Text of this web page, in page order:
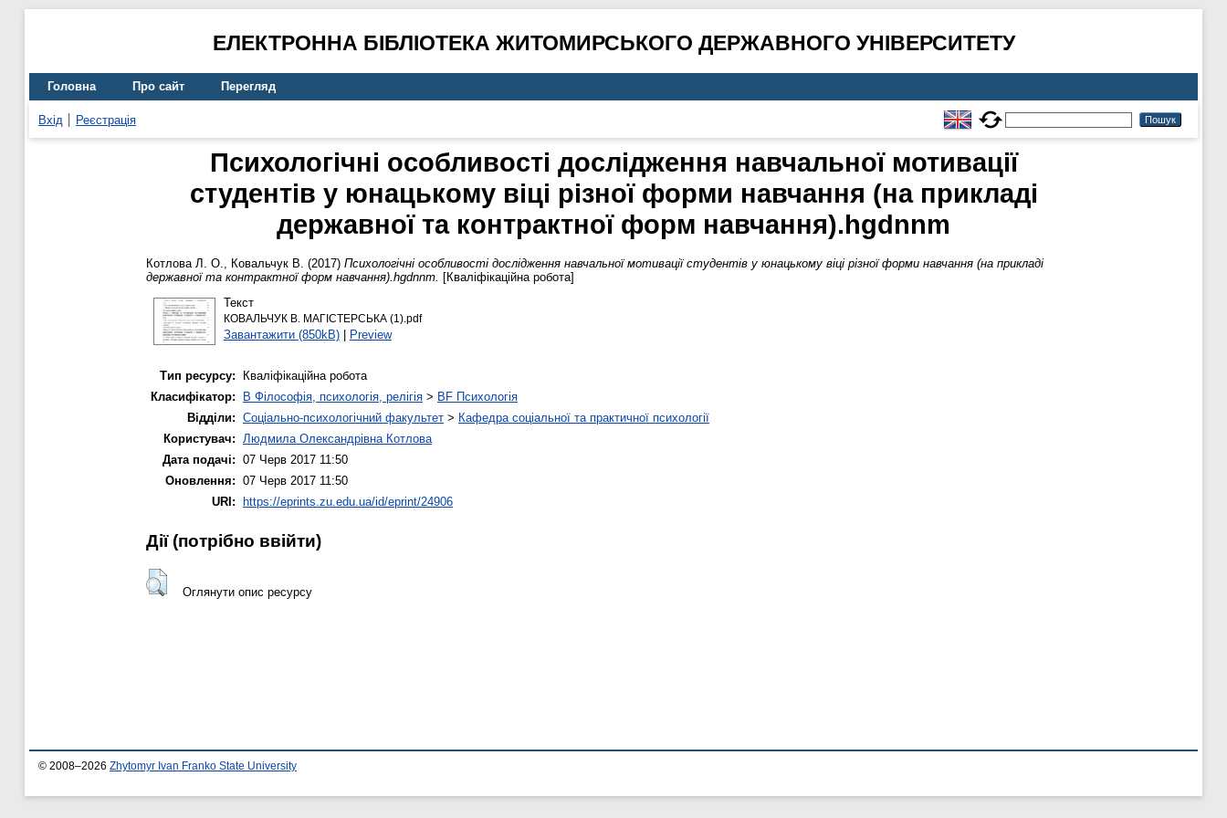
ЕЛЕКТРОННА БІБЛІОТЕКА ЖИТОМИРСЬКОГО ДЕРЖАВНОГО УНІВЕРСИТЕТУ
Головна Про сайт Перегляд
Вхід Реєстрація
Психологічні особливості дослідження навчальної мотивації
студентів у юнацькому віці різної форми навчання (на прикладі
державної та контрактної форм навчання).hgdnnm
Котлова Л. О., Ковальчук В. (2017) Психологічні особливості дослідження навчальної мотивації студентів у юнацькому віці різної форми навчання (на прикладі
державної та контрактної форм навчання).hgdnnm. [Кваліфікаційна робота]
Текст
КОВАЛЬЧУК В. МАГІСТЕРСЬКА (1).pdf
Завантажити (850kB)| Preview
Тип ресурсу:
Кваліфікаційна робота
Класифікатор:
B Філософія, психологія, релігія > BF Психологія
Відділи: Соціально-психологічний факультет > Кафедра соціальної та практичної психології
Користувач: Людмила Олександрівна Котлова
Дата подачі: 07 Черв 2017 11:50
Оновлення: 07 Черв 2017 11:50
URI:
https://eprints.zu.edu.ua/id/eprint/24906
Дії ​​(потрібно ввійти)
Оглянути опис ресурсу
© 2008–2026 Zhytomyr Ivan Franko State University